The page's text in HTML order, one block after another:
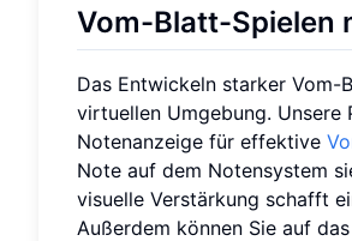
Vom-Blatt-Spielen
Das Entwickeln starker Vom-
virtuellen Umgebung.
Notenanzeige für effektive
Note auf dem Notensystem
visuelle Verstärkung schafft
Außerdem können Sie auf